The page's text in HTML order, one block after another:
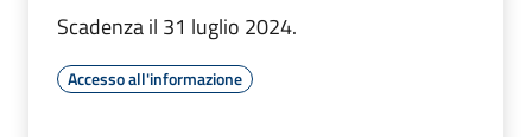
Scadenza il 31 luglio 2024.
Accesso all'informazione